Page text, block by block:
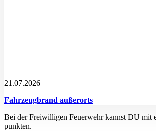
21.07.2026
Fahrzeugbrand außerorts
Bei der Freiwilligen Feuerwehr kannst DU mit
punkten.